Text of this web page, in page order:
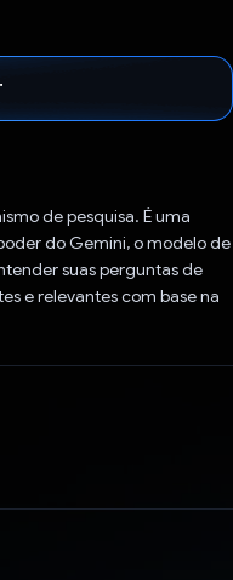
de pesquisa. É uma
do Gemini, o modelo de
suas perguntas de
e relevantes com base na